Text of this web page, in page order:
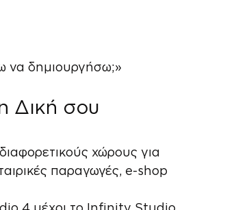
να δημιουργήσω;»
Δική σου
χώρους για
παραγωγές, e-shop
4 μέχρι το Infinity Studio